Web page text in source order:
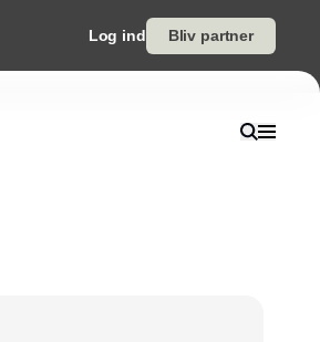
Log ind Bliv partner